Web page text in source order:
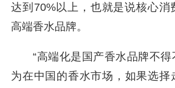
达到70%以上，也就是说核心消
高端香水品牌。
“高端化是国产香水品牌不
为在中国的香水市场，如果选择